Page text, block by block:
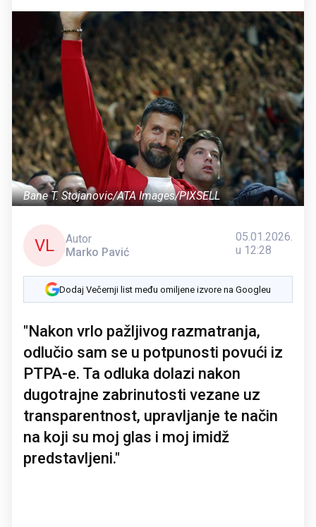
Bane T. Stojanovic/ATA Images/PIXSELL
VL
Autor
Marko Pavić
05.01.2026.
u 12:28
Dodaj Večernji list među omiljene izvore na Googleu
"Nakon vrlo pažljivog razmatranja,
odlučio sam se u potpunosti povući iz
PTPA-e. Ta odluka dolazi nakon
dugotrajne zabrinutosti vezane uz
transparentnost, upravljanje te način
na koji su moj glas i moj imidž
predstavljeni."